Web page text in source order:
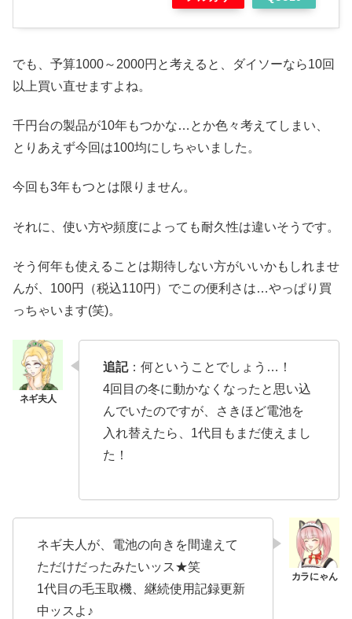
でも、予算1000～2000円と考えると、ダイソーなら10回
以上買い直せますよね。
千円台の製品が10年もつかな…とか色々考えてしまい、
とりあえず今回は100均にしちゃいました。
今回も3年もつとは限りません。
それに、使い方や頻度によっても耐久性は違いそうです。
そう何年も使えることは期待しない方がいいかもしれませ
んが、100円（税込110円）でこの便利さは…やっぱり買
っちゃいます(笑)。
追記：何ということでしょう…！
4回目の冬に動かなくなったと思い込
んでいたのですが、さきほど電池を
入れ替えたら、1代目もまだ使えまし
た！
ネギ夫人が、電池の向きを間違えて
ただけだったみたいッス★笑
1代目の毛玉取機、継続使用記録更新
中ッスよ♪